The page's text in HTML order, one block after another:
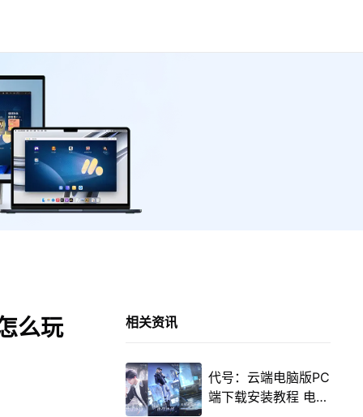
么玩 相关资讯
代号：云端电脑版PC
端下载安装教程 电脑